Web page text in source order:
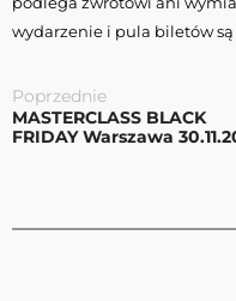
wydarzenie i pula biletów
Poprzednie
MASTERCLASS BLACK
FRIDAY Warszawa